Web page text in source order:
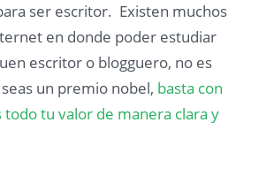
ser escritor. Existen muchos
en donde poder estudiar
escritor o blogguero, no es
un premio nobel, basta con
tu valor de manera clara y